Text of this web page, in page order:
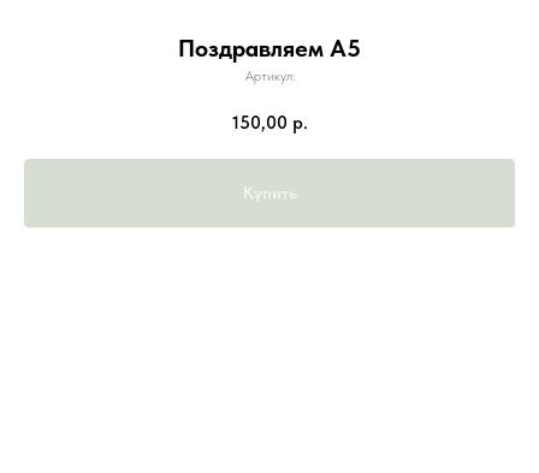
Поздравляем А5
Артикул:
150,00 р.
Купить